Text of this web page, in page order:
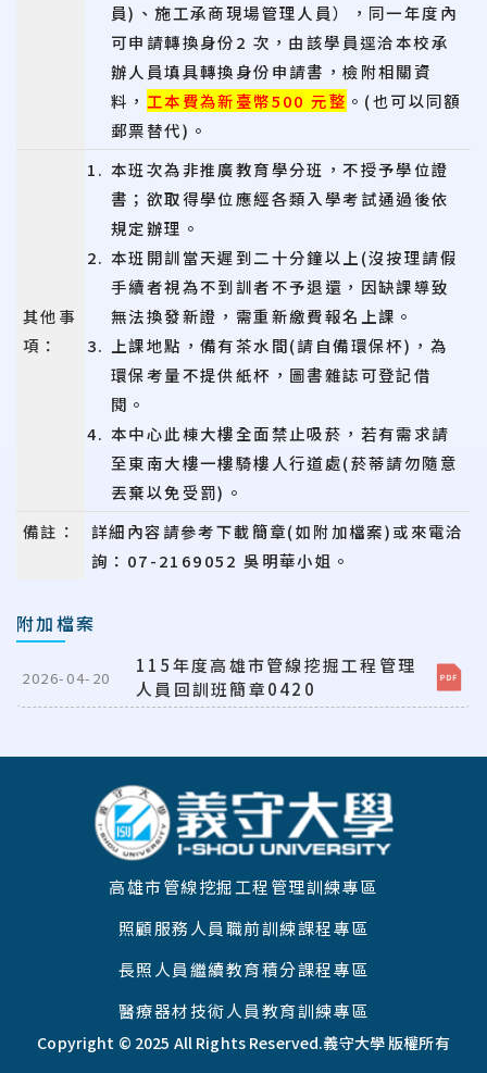
員)、施工承商現場管理人員），同一年度內
可申請轉換身份2 次，由該學員逕洽本校承
辦人員填具轉換身份申請書，檢附相關資
料， 工本費為新臺幣500 元整 。(也可以同額
郵票替代)。
其他事
項：
本班次為非推廣教育學分班，不授予學位證
書；欲取得學位應經各類入學考試通過後依
規定辦理。
本班開訓當天遲到二十分鐘以上(沒按理請假
手續者視為不到訓者不予退還，因缺課導致
無法換發新證，需重新繳費報名上課。
上課地點，備有茶水間(請自備環保杯)，為
環保考量不提供紙杯，圖書雜誌可登記借
閱。
本中心此棟大樓全面禁止吸菸，若有需求請
至東南大樓一樓騎樓人行道處(菸蒂請勿隨意
丟棄以免受罰)。
備註：
詳細內容請參考下載簡章(如附加檔案)或來電洽
詢：07-2169052 吳明華小姐 。
附加檔案
2026-04-20
115年度高雄市管線挖掘工程管理
人員回訓班簡章0420
Copyright © 2025 All Rights Reserved.義守大學 版權所有
高雄市管線挖掘工程管理訓練專區
照顧服務人員職前訓練課程專區
長照人員繼續教育積分課程專區
醫療器材技術人員教育訓練專區